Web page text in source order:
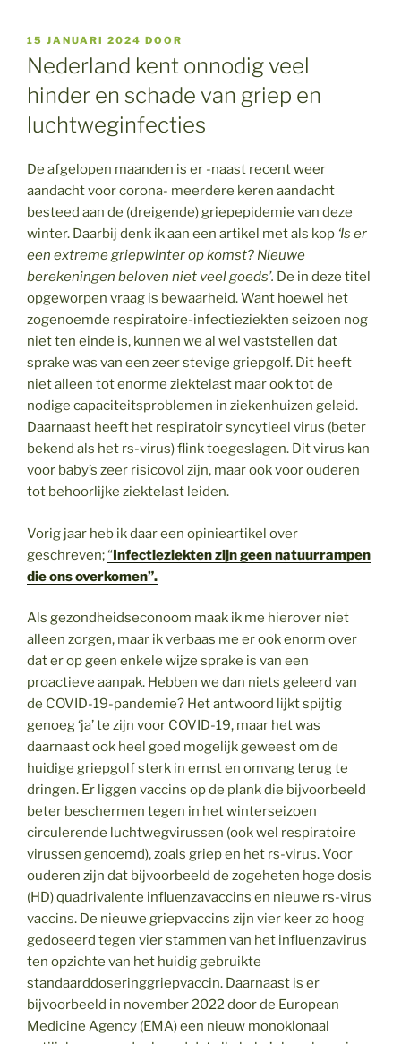
GEPLAATST
OP
15 JANUARI 2024 DOOR
Nederland kent onnodig veel
hinder en schade van griep en
luchtweginfecties
De afgelopen maanden is er -naast recent weer
aandacht voor corona- meerdere keren aandacht
besteed aan de (dreigende) griepepidemie van deze
winter. Daarbij denk ik aan een artikel met als kop ‘Is er
een extreme griepwinter op komst? Nieuwe
berekeningen beloven niet veel goeds’. De in deze titel
opgeworpen vraag is bewaarheid. Want hoewel het
zogenoemde respiratoire-infectieziekten seizoen nog
niet ten einde is, kunnen we al wel vaststellen dat
sprake was van een zeer stevige griepgolf. Dit heeft
niet alleen tot enorme ziektelast maar ook tot de
nodige capaciteitsproblemen in ziekenhuizen geleid.
Daarnaast heeft het respiratoir syncytieel virus (beter
bekend als het rs-virus) flink toegeslagen. Dit virus kan
voor baby’s zeer risicovol zijn, maar ook voor ouderen
tot behoorlijke ziektelast leiden.
Vorig jaar heb ik daar een opinieartikel over
geschreven;“Infectieziekten zijn geen natuurrampen
die ons overkomen”.
Als gezondheidseconoom maak ik me hierover niet
alleen zorgen, maar ik verbaas me er ook enorm over
dat er op geen enkele wijze sprake is van een
proactieve aanpak. Hebben we dan niets geleerd van
de COVID-19-pandemie? Het antwoord lijkt spijtig
genoeg ‘ja’ te zijn voor COVID-19, maar het was
daarnaast ook heel goed mogelijk geweest om de
huidige griepgolf sterk in ernst en omvang terug te
dringen. Er liggen vaccins op de plank die bijvoorbeeld
beter beschermen tegen in het winterseizoen
circulerende luchtwegvirussen (ook wel respiratoire
virussen genoemd), zoals griep en het rs-virus. Voor
ouderen zijn dat bijvoorbeeld de zogeheten hoge dosis
(HD) quadrivalente influenzavaccins en nieuwe rs-virus
vaccins. De nieuwe griepvaccins zijn vier keer zo hoog
gedoseerd tegen vier stammen van het influenzavirus
ten opzichte van het huidig gebruikte
standaarddoseringgriepvaccin. Daarnaast is er
bijvoorbeeld in november 2022 door de European
Medicine Agency (EMA) een nieuw monoklonaal